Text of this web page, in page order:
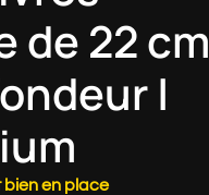
de 22 cm
|
bien en place